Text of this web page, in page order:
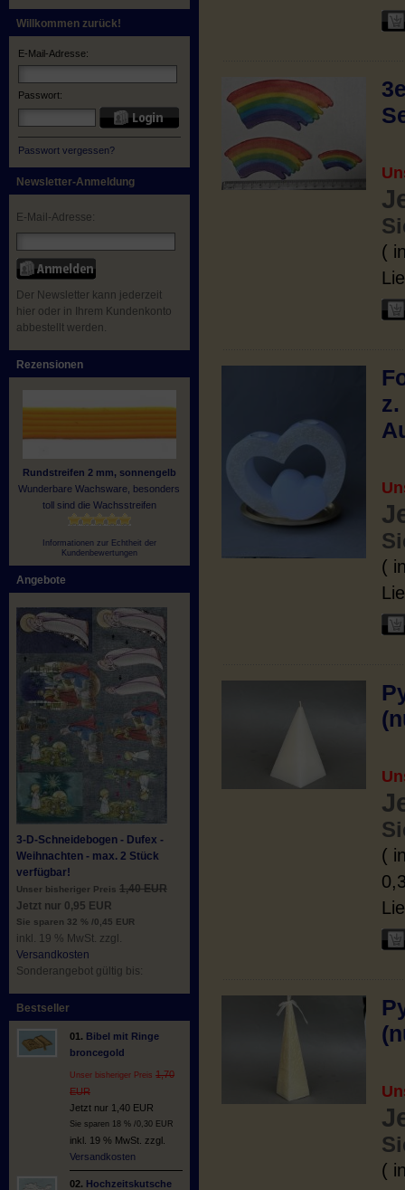
Willkommen zurück!
E-Mail-Adresse:
Passwort:
Passwort vergessen?
Newsletter-Anmeldung
E-Mail-Adresse:
Der Newsletter kann jederzeit
hier oder in Ihrem Kundenkonto
abbestellt werden.
Rezensionen
Rundstreifen 2 mm, sonnengelb
Wunderbare Wachsware, besonders
toll sind die Wachsstreifen
Informationen zur Echtheit der
Kundenbewertungen
Angebote
3-D-Schneidebogen - Dufex -
Weihnachten - max. 2 Stück
verfügbar!
Unser bisheriger Preis 1,40 EUR
Jetzt nur 0,95 EUR
Sie sparen 32 % /0,45 EUR
inkl. 19 % MwSt. zzgl.
Versandkosten
Sonderangebot gültig bis:
Bestseller
01. Bibel mit Ringe
broncegold
Unser bisheriger Preis 1,70
EUR
Jetzt nur 1,40 EUR
Sie sparen 18 % /0,30 EUR
inkl. 19 % MwSt. zzgl.
Versandkosten
02. Hochzeitskutsche
(
(
(
(